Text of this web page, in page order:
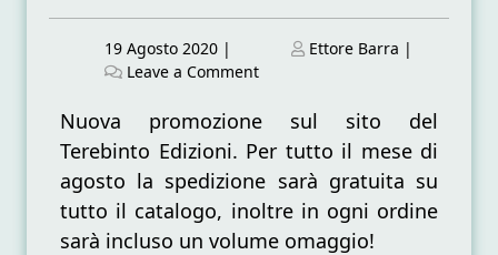
Posted
on
19 Agosto 2020 |
Posted
Ettore Barra |
Leave a Commenton
estiva
Terebinto
Edizioni
Nuova promozione sul sito del
Terebinto Edizioni. Per tutto il mese di
agosto la spedizione sarà gratuita su
tutto il catalogo, inoltre in ogni ordine
sarà incluso un volume omaggio!